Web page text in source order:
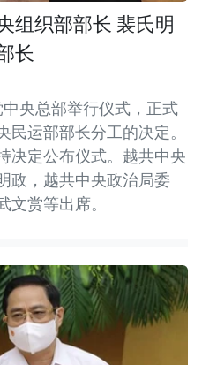
组织部部长 裴氏明
长
央总部举行仪式，正式
运部部长分工的决定。
决定公布仪式。越共中央
政，越共中央政治局委
文赏等出席。